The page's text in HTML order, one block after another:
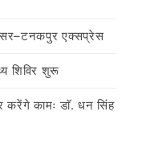
एक्सप्रेस
शिविर शुरू
करेंगे कामः डाॅ. धन सिंह